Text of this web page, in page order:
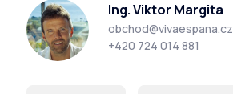
Ing. Viktor Margita
obchod@vivaespana.cz
+420 724 014 881